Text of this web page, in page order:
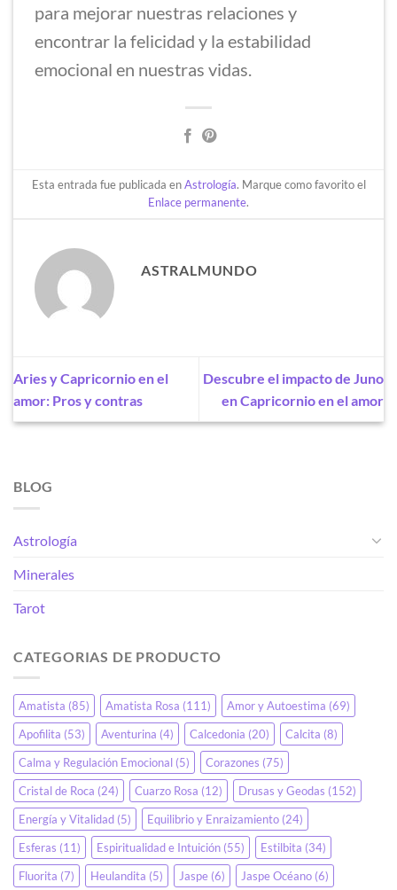
para mejorar nuestras relaciones y
encontrar la felicidad y la estabilidad
emocional en nuestras vidas.
Esta entrada fue publicada enAstrología. Marque como favorito el
Enlace permanente.
ASTRALMUNDO
Aries y Capricornio en el
amor: Pros y contras
Descubre el impacto de Juno
en Capricornio en el amor
BLOG
Astrología
Minerales
Tarot
CATEGORIAS DE PRODUCTO
Amatista (85) Amatista Rosa (111) Amor y Autoestima (69)
Apofilita (53) Aventurina (4) Calcedonia (20) Calcita (8)
Calma y Regulación Emocional (5) Corazones (75)
Cristal de Roca (24) Cuarzo Rosa (12) Drusas y Geodas (152)
Energía y Vitalidad (5) Equilibrio y Enraizamiento (24)
Esferas (11) Espiritualidad e Intuición (55) Estilbita (34)
Fluorita (7) Heulandita (5) Jaspe (6) Jaspe Océano (6)